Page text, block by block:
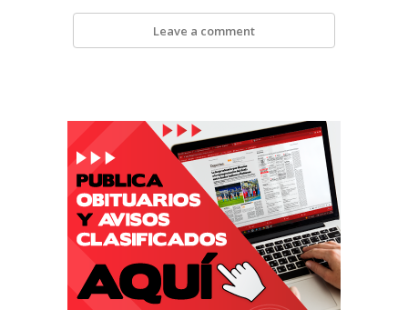
Leave a comment